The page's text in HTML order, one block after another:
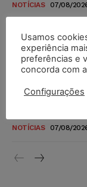
NOTÍCIAS 07/08/
STF amplia
novos para
níveis
DIREITO TRIBUTÁRIO
Justiça do
NOTÍCIAS 07/08/
Usamos
experiência
preferências e
concorda com
Configurações